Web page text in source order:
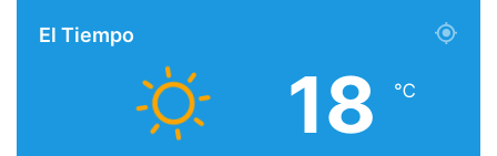
El Tiempo
18 ℃